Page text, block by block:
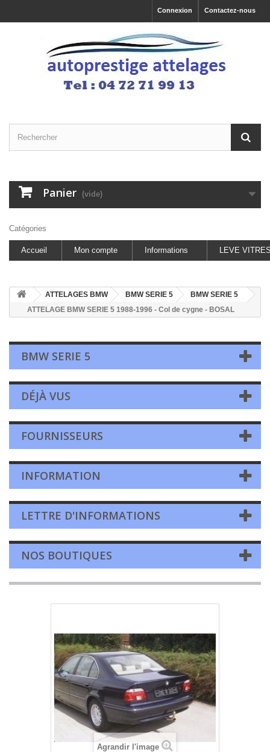
Contactez-nous
Connexion
Panier (vide)
Catégories
Accueil Mon compte Informations LEVE
ATTELAGES BMW BMW SERIE 5
BMW SERIE 5
ATTELAGE BMW SERIE 5 1988-1996 - Col de cygne - BOSAL
BMW SERIE 5
DÉJÀ VUS
FOURNISSEURS
INFORMATION
LETTRE D'INFORMATIONS
NOS BOUTIQUES
Agrandir l'image